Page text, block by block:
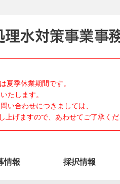
夏季休業期間です。
たします。
い合わせにつきましては、
上げますので、あわせてご了承く
情報 採択情報